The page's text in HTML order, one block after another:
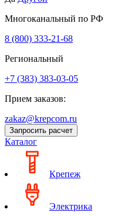
Многоканальный по РФ
8 (800) 333‑21-68
Региональный
+7 (383) 383-03-05
Прием заказов:
zakaz@krepcom.ru
Запросить расчет
Каталог
Крепеж
Электрика